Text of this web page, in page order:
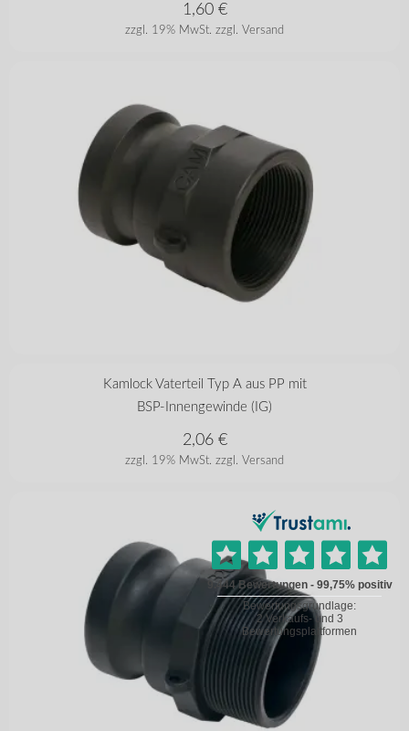
zzgl. 19% MwSt. zzgl. Versand
1,60€
in vielen Varianten
Kamlock Vaterteil Typ A aus PP mit
BSP-Innengewinde (IG)
zzgl. 19% MwSt. zzgl. Versand
2,06€